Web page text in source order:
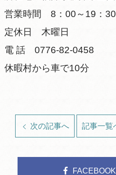
営業時間 8：00～19：30
定休日 木曜日
電 話 0776-82-0458
休暇村から車で10分
次の記事へ 記事一覧